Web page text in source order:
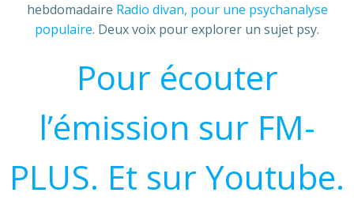
hebdomadaire Radio divan, pour une psychanalyse
populaire. Deux voix pour explorer un sujet psy.
Pour écouter
l’émission sur FM-
PLUS. Et sur Youtube.